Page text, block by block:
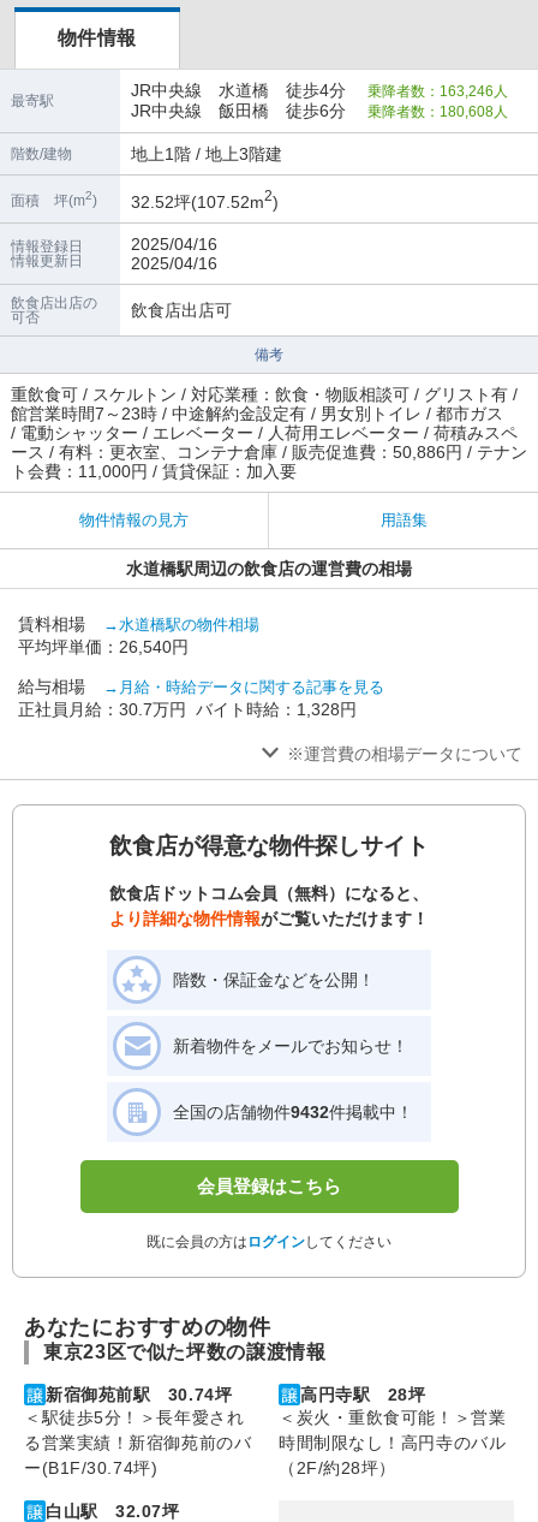
御茶ノ水駅の店舗物件・貸店舗・テナント一覧
春日駅の店舗物件・貸店舗・テナント一覧
神保町駅の店舗物件・貸店舗・テナント一覧
物件情報
最寄駅
JR中央線 水道橋 徒歩4分 乗降者数：163,246人
JR中央線 飯田橋 徒歩6分 乗降者数：180,608人
階数/建物 地上1階 / 地上3階建
面積 坪(m2) 32.52坪(107.52m2)
情報登録日
情報更新日
2025/04/16
2025/04/16
飲食店出店の
可否
飲食店出店可
備考
重飲食可 / スケルトン / 対応業種：飲食・物販相談可 / グリスト有 /
館営業時間7～23時 / 中途解約金設定有 / 男女別トイレ / 都市ガス
/ 電動シャッター / エレベーター / 人荷用エレベーター / 荷積みスペ
ース / 有料：更衣室、コンテナ倉庫 / 販売促進費：50,886円 / テナン
ト会費：11,000円 / 賃貸保証：加入要
物件情報の見方 用語集
水道橋駅周辺の飲食店の運営費の相場
賃料相場 →水道橋駅の物件相場
平均坪単価：26,540円
給与相場 →月給・時給データに関する記事を見る
正社員月給：30.7万円 バイト時給：1,328円
※運営費の相場データについて
飲食店が得意な物件探しサイト
飲食店ドットコム会員（無料）になると、
より詳細な物件情報がご覧いただけます！
階数・保証金などを公開！
新着物件をメールでお知らせ！
全国の店舗物件9432件掲載中！
会員登録はこちら
既に会員の方は ログインしてください
あなたにおすすめの物件
東京23区で似た坪数の譲渡情報
新宿御苑前駅 30.74坪
＜駅徒歩5分！＞長年愛され
る営業実績！新宿御苑前のバ
ー(B1F/30.74坪)
高円寺駅 28坪
＜炭火・重飲食可能！＞営業
時間制限なし！高円寺のバル
（2F/約28坪）
白山駅 32.07坪